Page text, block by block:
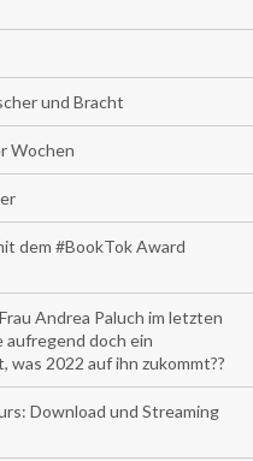
und Bracht
Wochen
dem #BookTok Award
Andrea Paluch im letzten
aufregend doch ein
was 2022 auf ihn zukommt??
Download und Streaming